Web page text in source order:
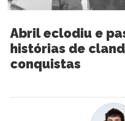
Abril eclodiu e
histórias de
conquistas